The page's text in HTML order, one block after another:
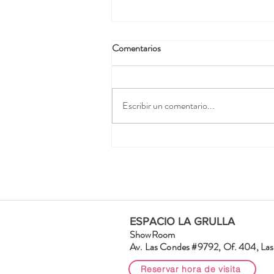
Comentarios
Escribir un comentario...
ESPACIO LA GRULLA
ShowRoom
Av. Las Condes #9792, Of. 404,
Reservar hora de visita